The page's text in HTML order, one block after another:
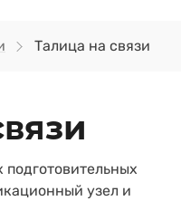
Талица на связи
подготовительных
узел и